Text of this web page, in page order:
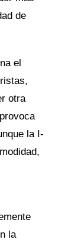
de
el
otra
la I-
la